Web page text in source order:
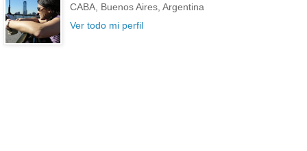
CABA, Buenos Aires, Argentina
Ver todo mi perfil